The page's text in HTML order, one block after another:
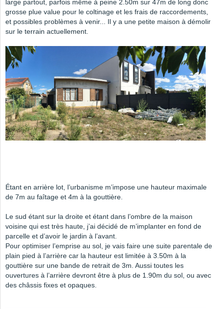
large partout, parfois même à peine 2.50m sur 47m de long donc
grosse plue value pour le coltinage et les frais de raccordements,
et possibles problèmes à venir... Il y a une petite maison à démolir
sur le terrain actuellement.
Étant en arrière lot, l’urbanisme m’impose une hauteur maximale
de 7m au faîtage et 4m à la gouttière.
Le sud étant sur la droite et étant dans l’ombre de la maison
voisine qui est très haute, j’ai décidé de m’implanter en fond de
parcelle et d’avoir le jardin à l’avant.
Pour optimiser l’emprise au sol, je vais faire une suite parentale de
plain pied à l’arrière car la hauteur est limitée à 3.50m à la
gouttière sur une bande de retrait de 3m. Aussi toutes les
ouvertures à l’arrière devront être à plus de 1.90m du sol, ou avec
des châssis fixes et opaques.